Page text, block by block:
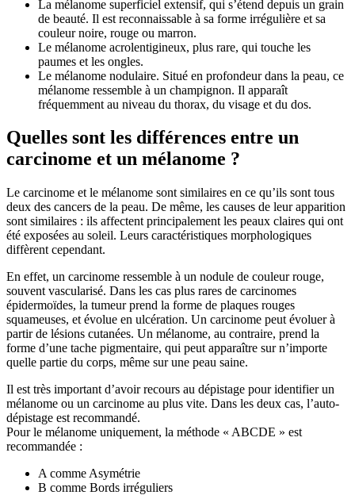
La mélanome superficiel extensif, qui s’étend depuis un grain
de beauté. Il est reconnaissable à sa forme irrégulière et sa
couleur noire, rouge ou marron.
Le mélanome acrolentigineux, plus rare, qui touche les
paumes et les ongles.
Le mélanome nodulaire. Situé en profondeur dans la peau, ce
mélanome ressemble à un champignon. Il apparaît
fréquemment au niveau du thorax, du visage et du dos.
Quelles sont les différences entre un
carcinome et un mélanome ?
Le carcinome et le mélanome sont similaires en ce qu’ils sont tous
deux des cancers de la peau. De même, les causes de leur apparition
sont similaires : ils affectent principalement les peaux claires qui ont
été exposées au soleil. Leurs caractéristiques morphologiques
diffèrent cependant.
En effet, un carcinome ressemble à un nodule de couleur rouge,
souvent vascularisé. Dans les cas plus rares de carcinomes
épidermoïdes, la tumeur prend la forme de plaques rouges
squameuses, et évolue en ulcération. Un carcinome peut évoluer à
partir de lésions cutanées. Un mélanome, au contraire, prend la
forme d’une tache pigmentaire, qui peut apparaître sur n’importe
quelle partie du corps, même sur une peau saine.
Il est très important d’avoir recours au dépistage pour identifier un
mélanome ou un carcinome au plus vite. Dans les deux cas, l’auto-
dépistage est recommandé.
Pour le mélanome uniquement, la méthode « ABCDE » est
recommandée :
A comme Asymétrie
B comme Bords irréguliers